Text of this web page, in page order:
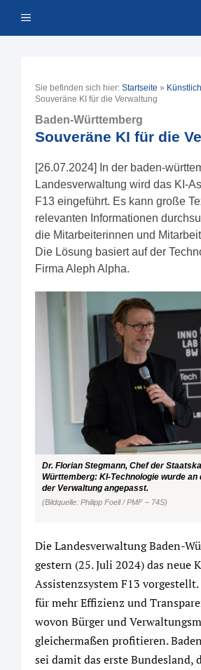
Inhalt Menü
Sie befinden sich hier: Startseite »
Souveräne KI für die Verwaltung
Baden-Württemberg
Souveräne KI für die
[26.07.2024] In der baden-
Landesverwaltung wird das KI-
F13 eingeführt. Es kann große
relevanten Informationen
die Mitarbeiterinnen und
Die Lösung basiert auf der
Firma Aleph Alpha.
Dr. Florian Stegmann, Chef der
Württemberg: KI-Technologie wurde
der Verwaltung angepasst.
(Bildquelle: Philipp Foell / PMF – 74S)
Die Landesverwaltung Baden-
gestern (25. Juli 2024) das neue
Assistenzsystem F13
für mehr Effizienz und
wovon Bürger und
gleichermaßen profitieren.
sei damit das erste Bundesland,